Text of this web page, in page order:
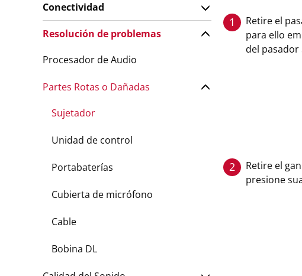
1
Retire el
para ello
del
2
Retire el
presione
Conectividad
Resolución de problemas
Procesador de Audio
Partes Rotas o Dañadas
Sujetador
Unidad de control
Portabaterías
Cubierta de micrófono
Cable
Bobina DL